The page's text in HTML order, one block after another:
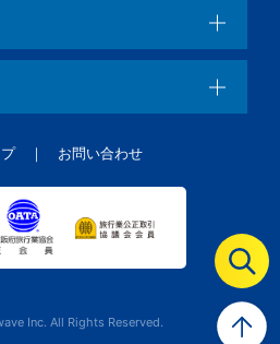
お問い合わせ
Inc. All Rights Reserved.